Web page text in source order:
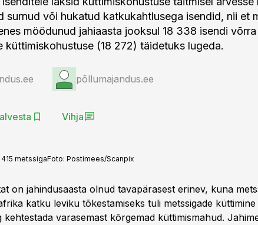
surnud või hukatud katkukahtlusega isendid, nii et
möödunud jahiaasta jooksul 18 338 isendi
küttimiskohustuse (18 272) täidetuks lugeda.
põllumajandus.ee
Vihja
metssigaFoto: Postimees/Scanpix
on jahindusaasta olnud tavapärasest erinev, kuna
katku leviku tõkestamiseks tuli metssigade
kehtestada varasemast kõrgemad küttimismahud.